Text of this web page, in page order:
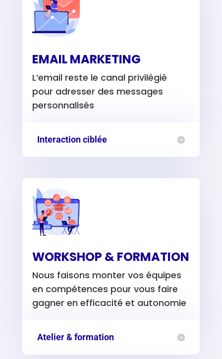
EMAIL MARKETING
L’email reste le canal privilégié
pour adresser des messages
personnalisés
Interaction ciblée
WORKSHOP & FORMATION
Nous faisons monter vos équipes
en compétences pour vous faire
gagner en efficacité et autonomie
Atelier & formation